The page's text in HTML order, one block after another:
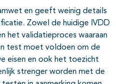
en geeft weinig details
Zowel de huidige IVDD
het validatieproces waaraan
test moet voldoen om de
eisen en ook het toezicht
strenger worden met de